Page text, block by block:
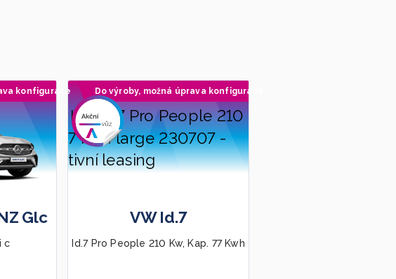
konfigurace
Glc
c
Doporučujeme
Do výroby, možná úprava konfigurace
VW Id.7
Id.7 Pro People 210 Kw, Kap. 77 Kwh